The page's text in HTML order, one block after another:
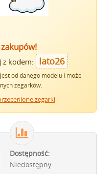
z kodem: lato26
od danego modelu i może
zegarków.
zegarki
Dostępność:
Niedostępny